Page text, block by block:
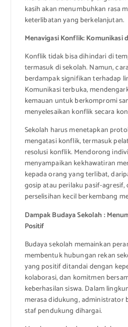
kasih akan menumbuhkan rasa
keterlibatan yang berkelanjutan.
Menavigasi Konflik: Komunikasi
Konflik tidak bisa dihindari di
termasuk di sekolah. Namun,
berdampak signifikan terhadap
Komunikasi terbuka,
kemauan untuk berkompromi
menyelesaikan konflik secara
Sekolah harus menetapkan
mengatasi konflik, termasuk
resolusi konflik. Mendorong
menyampaikan kekhawatiran
kepada orang yang terlibat,
gosip atau perilaku pasif-agresif,
perselisihan kecil berkembang
Dampak Budaya Sekolah :
Positif
Budaya sekolah memainkan
membentuk hubungan rekan
yang positif ditandai dengan
kolaborasi, dan komitmen
keberhasilan siswa. Dalam
merasa didukung, administrator
staf pendukung dihargai.